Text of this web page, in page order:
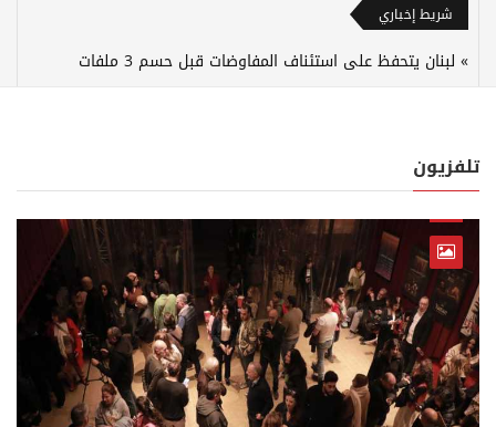
شريط إخباري
لبنان يتحفظ على استئناف المفاوضات قبل حسم 3 ملفات
تلفزيون